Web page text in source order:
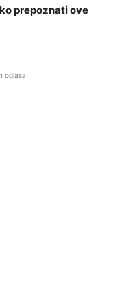
prepoznati ove
oglasa